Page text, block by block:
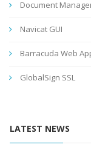
Document
Navicat GUI
Barracuda Web
GlobalSign SSL
LATEST NEWS